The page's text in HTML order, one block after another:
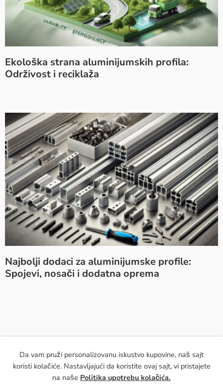
Ekološka strana aluminijumskih profila:
Održivost i reciklaža
Najbolji dodaci za aluminijumske profile:
Spojevi, nosači i dodatna oprema
© 2024 Konstruktivniprofili.rs - Sva prava zadržana!
Kontakt Prava i obaveze Politika refundiranja
Da vam pruži personalizovanu iskustvo kupovine, naš sajt
koristi kolačiće. Nastavljajući da koristite ovaj sajt, vi pristajete
na naše Politika upotrebu kolačića.